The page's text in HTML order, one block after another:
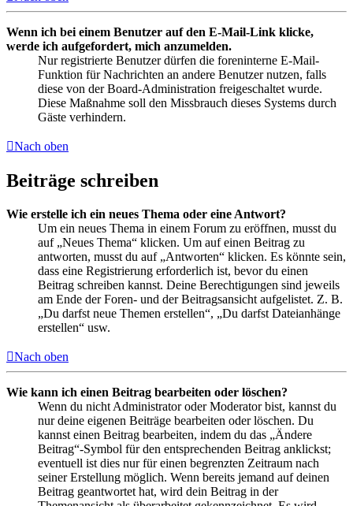
Wenn ich bei einem Benutzer auf den E-Mail-Link klicke,
werde ich aufgefordert, mich anzumelden.
Nur registrierte Benutzer dürfen die foreninterne E-Mail-
Funktion für Nachrichten an andere Benutzer nutzen, falls
diese von der Board-Administration freigeschaltet wurde.
Diese Maßnahme soll den Missbrauch dieses Systems durch
Gäste verhindern.
Nach oben
Beiträge schreiben
Wie erstelle ich ein neues Thema oder eine Antwort?
Um ein neues Thema in einem Forum zu eröffnen, musst du
auf „Neues Thema“ klicken. Um auf einen Beitrag zu
antworten, musst du auf „Antworten“ klicken. Es könnte sein,
dass eine Registrierung erforderlich ist, bevor du einen
Beitrag schreiben kannst. Deine Berechtigungen sind jeweils
am Ende der Foren- und der Beitragsansicht aufgelistet. Z. B.
„Du darfst neue Themen erstellen“, „Du darfst Dateianhänge
erstellen“ usw.
Nach oben
Wie kann ich einen Beitrag bearbeiten oder löschen?
Wenn du nicht Administrator oder Moderator bist, kannst du
nur deine eigenen Beiträge bearbeiten oder löschen. Du
kannst einen Beitrag bearbeiten, indem du das „Ändere
Beitrag“-Symbol für den entsprechenden Beitrag anklickst;
eventuell ist dies nur für einen begrenzten Zeitraum nach
seiner Erstellung möglich. Wenn bereits jemand auf deinen
Beitrag geantwortet hat, wird dein Beitrag in der